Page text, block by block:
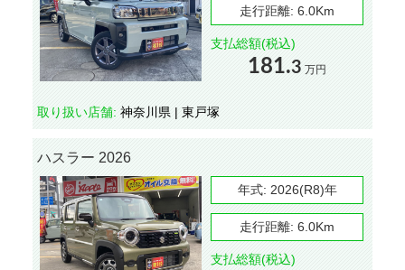
走行距離: 6.0Km
支払総額(税込)
181.3 万円
取り扱い店舗: 神奈川県 | 東戸塚
ハスラー 2026
年式: 2026(R8)年
走行距離: 6.0Km
支払総額(税込)